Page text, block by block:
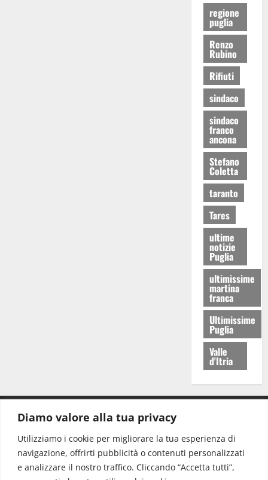
Diamo valore alla tua privacy
Utilizziamo i cookie per migliorare la tua esperienza di
navigazione, offrirti pubblicità o contenuti personalizzati
e analizzare il nostro traffico. Cliccando “Accetta tutti”,
regione
puglia
Renzo
Rubino
Rifiuti
sindaco
sindaco
franco
ancona
Stefano
Coletta
taranto
Tares
ultime
notizie
Puglia
ultimissime
martina
franca
Ultimissime
Puglia
Valle
d'Itria
Redazione: redazione@www.martinasera.it
Direttore:direttore@www.martinasera.it